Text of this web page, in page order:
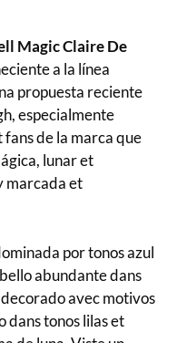
Magic Claire De
a la línea
propuesta reciente
especialmente
de la marca que
lunar et
marcada et
por tonos azul
abundante dans
avec motivos
dans tonos lilas et